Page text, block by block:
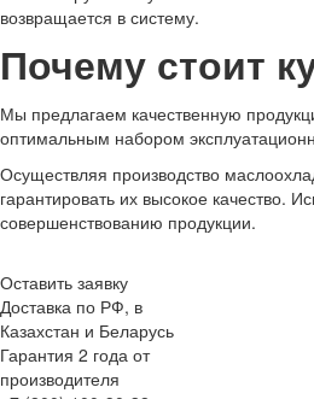
возвращается в систему.
Почему стоит
Мы предлагаем качественную
оптимальным набором
Осуществляя производство
гарантировать их высокое качество.
совершенствованию продукции.
Оставить заявку
Доставка по РФ, в
Казахстан и Беларусь
Гарантия 2 года от
производителя